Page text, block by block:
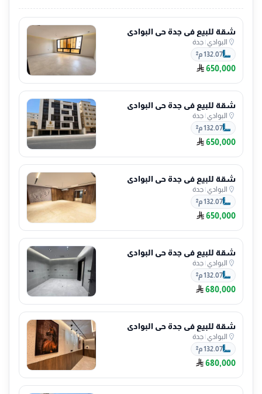
شقة للبيع في جدة حي البوادي
البوادي | جدة
132.07 م²
650,000
شقة للبيع في جدة حي البوادي
البوادي | جدة
132.07 م²
650,000
شقة للبيع في جدة حي البوادي
البوادي | جدة
132.07 م²
650,000
شقة للبيع في جدة حي البوادي
البوادي | جدة
132.07 م²
680,000
شقة للبيع في جدة حي البوادي
البوادي | جدة
132.07 م²
680,000